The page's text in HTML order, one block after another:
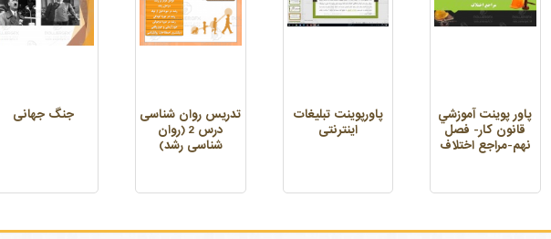
پاور پوينت آموزشي
قانون كار- فصل
نهم-مراجع اختلاف
پاورپوینت تبلیغات
اینترنتی
تدریس روان شناسی
درس 2 (روان
شناسی رشد)
جنگ جهانی